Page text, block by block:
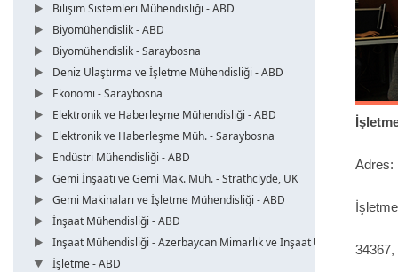
Bilişim Sistemleri Mühendisliği - ABD
Biyomühendislik - ABD
Biyomühendislik - Saraybosna
Deniz Ulaştırma ve İşletme Mühendisliği - ABD
Ekonomi - Saraybosna
Elektronik ve Haberleşme Mühendisliği - ABD
Elektronik ve Haberleşme Müh. - Saraybosna
Endüstri Mühendisliği - ABD
Gemi İnşaatı ve Gemi Mak. Müh. - Strathclyde, UK
Gemi Makinaları ve İşletme Mühendisliği - ABD
İnşaat Mühendisliği - ABD
İnşaat Mühendisliği - Azerbaycan Mimarlık ve İnşaat Üni.
İşletme - ABD
Adres: